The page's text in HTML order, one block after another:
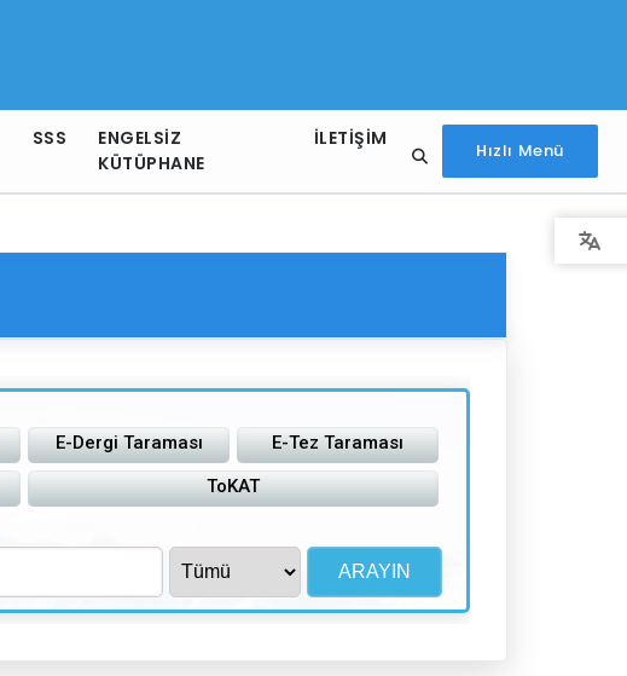
SSS
ENGELSIZ
KÜTÜPHANE
İLETIŞIM
Hızlı Menü